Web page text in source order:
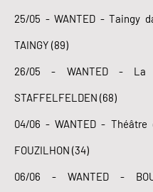
25/05 - WANTED - Taingy
TAINGY (89)
26/05 - WANTED - La
STAFFELFELDEN (68)
04/06 - WANTED -
FOUZILHON (34)
06/06 - WANTED -